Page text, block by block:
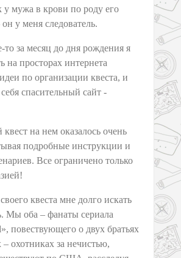
у мужа в крови по роду его
у меня следователь.
за месяц до дня рождения я
на просторах интернета
по организации квеста, и
спасительный сайт -
квест на нем оказалось очень
подробные инструкции и
Все ограничено только
квеста мне долго искать
Мы оба – фанаты сериала
повествующего о двух братьях
– охотниках за нечистью,